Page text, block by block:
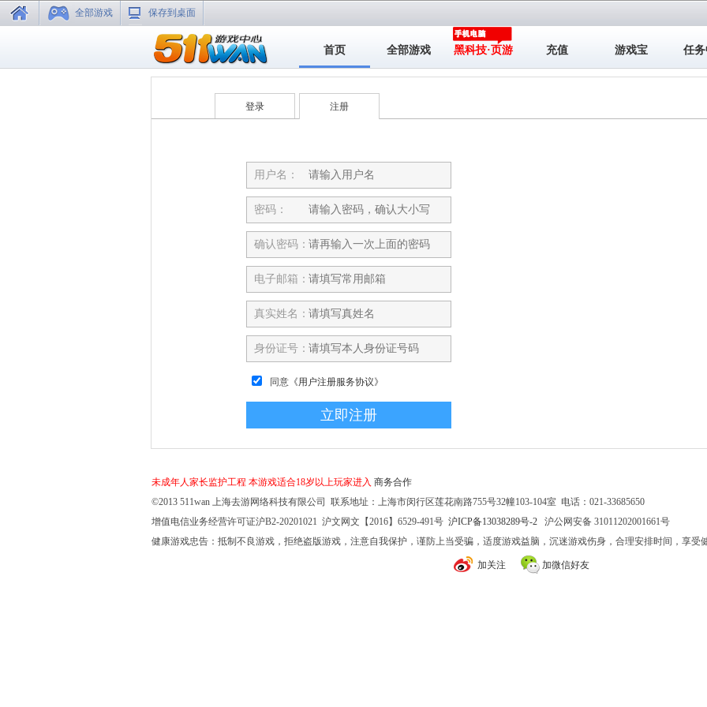
全部游戏 保存到桌面
首页 全部游戏 黑科技·页游 充值 游戏宝 任
登录 注册
用户名：
密码：
确认密码：
电子邮箱：
真实姓名：
身份证号：
同意 《用户注册服务协议》
未成年人家长监护工程 本游戏适合18岁以上玩家进入 商务合作
©2013 511wan 上海去游网络科技有限公司 联系地址：上海市闵行区莲花南路755号32幢103-104室 电话：021-33685650
增值电信业务经营许可证沪B2-20201021 沪文网文【2016】6529-491号 沪ICP备13038289号-2 沪公网安备 31011202001661号
健康游戏忠告：抵制不良游戏，拒绝盗版游戏，注意自我保护，谨防上当受骗，适度游戏益脑，沉迷游戏伤身，合理安排时间，享受
加关注 加微信好友